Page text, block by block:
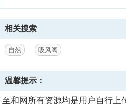
相关搜索
自然 吸风阀
温馨提示：
至和网所有资源均是用户自行上